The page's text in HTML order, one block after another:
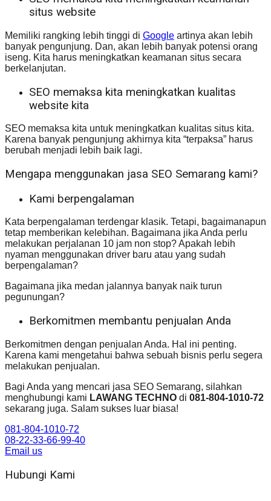
situs website
Memiliki rangking lebih tinggi di Google artinya akan lebih
banyak pengunjung. Dan, akan lebih banyak potensi orang
iseng. Kita harus meningkatkan keamanan situs secara
berkelanjutan.
SEO memaksa kita meningkatkan kualitas
website kita
SEO memaksa kita untuk meningkatkan kualitas situs kita.
Karena banyak pengunjung akhirnya kita “terpaksa” harus
berubah menjadi lebih baik lagi.
Mengapa menggunakan jasa SEO Semarang kami?
Kami berpengalaman
Kata berpengalaman terdengar klasik. Tetapi, bagaimanapun
tetap memberikan kelebihan. Bagaimana jika Anda perlu
melakukan perjalanan 10 jam non stop? Apakah lebih
nyaman menggunakan driver baru atau yang sudah
berpengalaman?
Bagaimana jika medan jalannya banyak naik turun
pegunungan?
Berkomitmen membantu penjualan Anda
Berkomitmen dengan penjualan Anda. Hal ini penting.
Karena kami mengetahui bahwa sebuah bisnis perlu segera
melakukan penjualan.
Bagi Anda yang mencari jasa SEO Semarang, silahkan
menghubungi kami LAWANG TECHNO di 081-804-1010-72
sekarang juga. Salam sukses luar biasa!
081-804-1010-72
08-22-33-66-99-40
Email us
Hubungi Kami